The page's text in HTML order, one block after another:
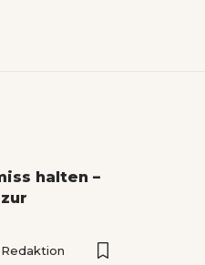
halten –